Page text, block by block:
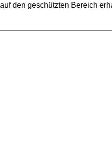
den geschützten Bereich